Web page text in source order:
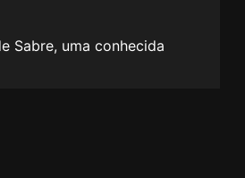
Sabre, uma conhecida